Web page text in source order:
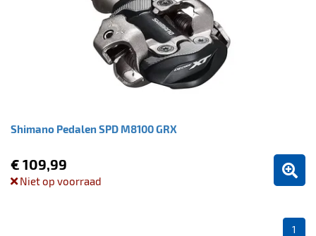
Shimano Pedalen SPD M8100 GRX
€ 109,99
Niet op voorraad
1